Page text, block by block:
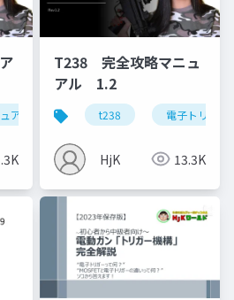
アル 電子トリガー dtu
T238 完全攻略マニュ
アル 1.2
t238 電子トリガー
HjK 13.3K